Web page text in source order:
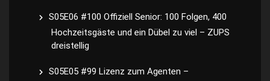
S05E06 #100 Offiziell Senior: 100 Folgen, 400
Hochzeitsgäste und ein Dübel zu viel – ZUPS
dreistellig
S05E05 #99 Lizenz zum Agenten –